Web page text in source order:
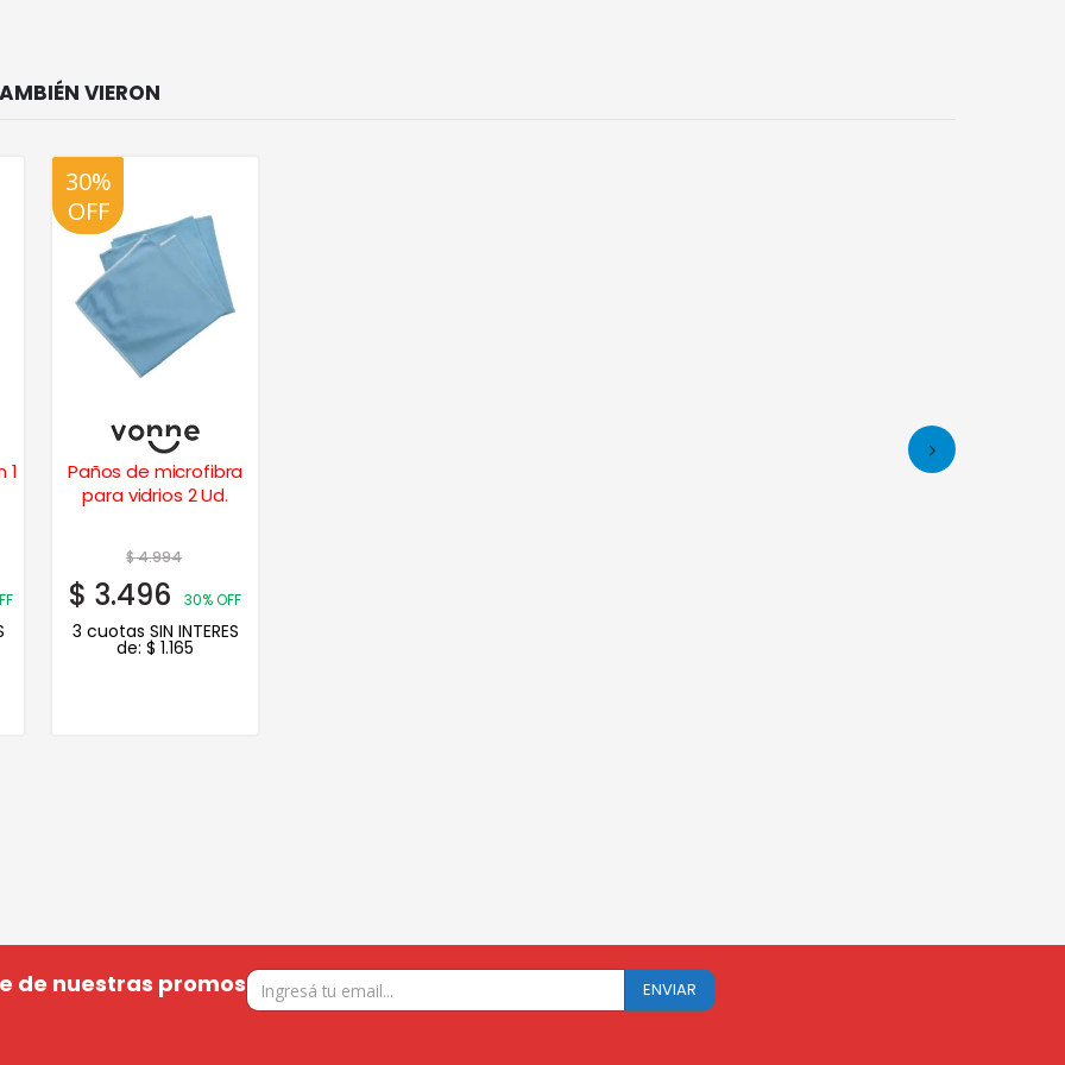
1
30%
OFF
20%
OFF
Paños de microfibra
para vidrios 2 Ud.
$4.994
$ 3.496 30% OFF
3 cuotas SIN INTERES
de:$ 1.165
de nuestras promos